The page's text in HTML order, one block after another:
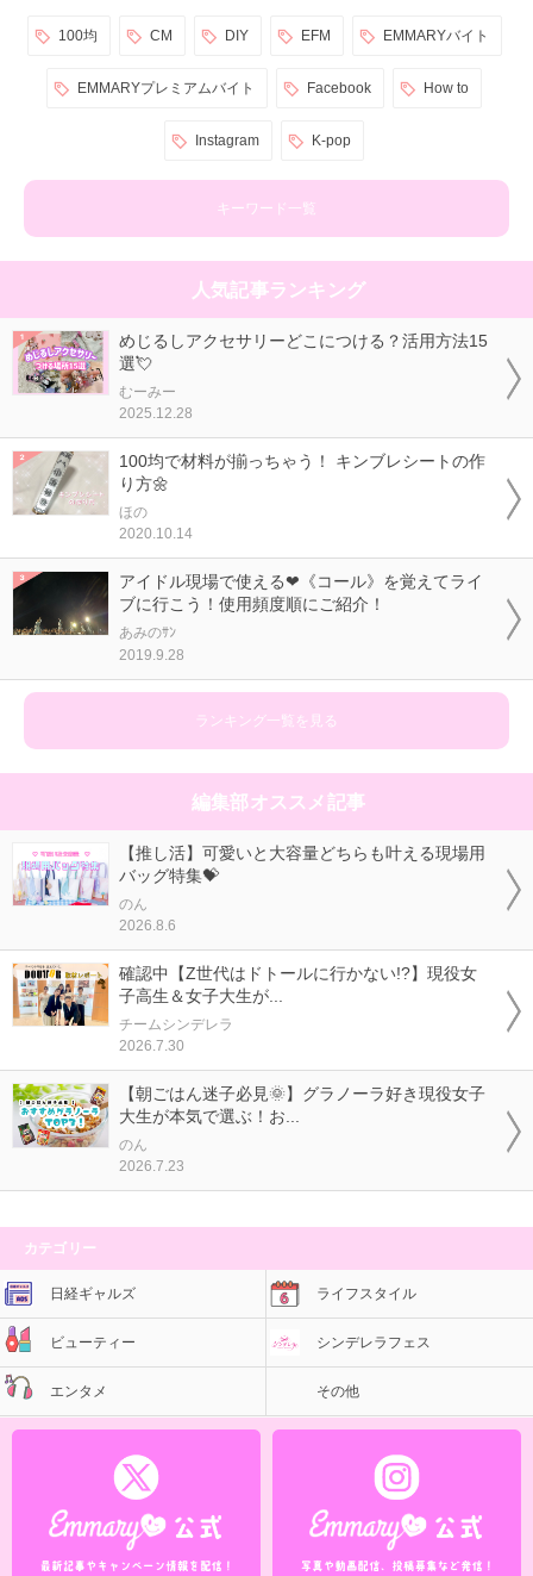
100均 CM DIY EFM EMMARYバイト
EMMARYプレミアムバイト Facebook How to
Instagram K-pop
キーワード一覧
人気記事ランキング
めじるしアクセサリーどこにつける？活用方法15
選💘
むーみー
2025.12.28
100均で材料が揃っちゃう！ キンブレシートの作
り方🌼
ほの
2020.10.14
アイドル現場で使える❤《コール》を覚えてライ
ブに行こう！使用頻度順にご紹介！
あみのｻﾝ
2019.9.28
ランキング一覧を見る
編集部オススメ記事
【推し活】可愛いと大容量どちらも叶える現場用
バッグ特集💝
のん
2026.8.6
確認中【Z世代はドトールに行かない!?】現役女
子高生＆女子大生が...
チームシンデレラ
2026.7.30
【朝ごはん迷子必見🌞】グラノーラ好き現役女子
大生が本気で選ぶ！お...
のん
2026.7.23
カテゴリー
日経ギャルズ ライフスタイル
ビューティー シンデレラフェス
エンタメ その他